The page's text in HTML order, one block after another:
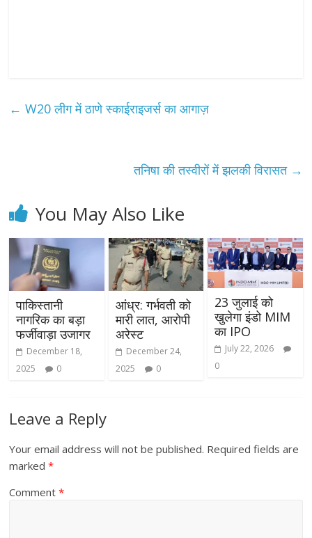
← W20 लीग में ठाणे स्काईराइजर्स का आगाज़
तनिषा की तस्वीरों में झलकी विरासत →
You May Also Like
पाकिस्तानी
नागरिक का बड़ा
फर्जीवाड़ा उजागर
December 18,
2025
0
आंध्र: गर्भवती को
मारी लात, आरोपी
अरेस्ट
December 24,
2025
0
23 जुलाई को
खुलेगा इंडो MIM
का IPO
July 22, 2026
0
Leave a Reply
Your email address will not be published. Required fields are
marked*
Comment*